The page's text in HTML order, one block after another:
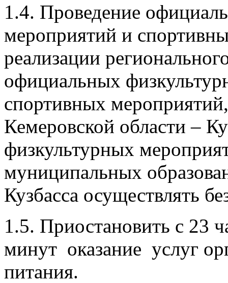
1.4. Проведение
мероприятий и
реализации
официальных
спортивных
Кемеровской области –
физкультурных
муниципальных
Кузбасса осуществлять
1.5. Приостановить с 23
минут оказание услуг
питания.